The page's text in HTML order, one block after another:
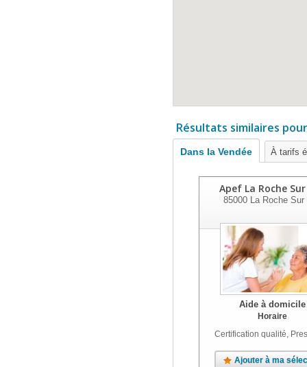
Résultats similaires
Dans la Vendée À tarifs
Apef La Roche
85000La Roche Sur
Aide à domicile
Horaire
Certification qualité,
Ajouter à ma